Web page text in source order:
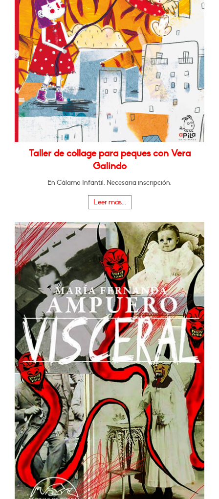
Taller de collage para peques con Vera
Galindo
En Cálamo Infantil. Necesaria inscripción.
Leer más...